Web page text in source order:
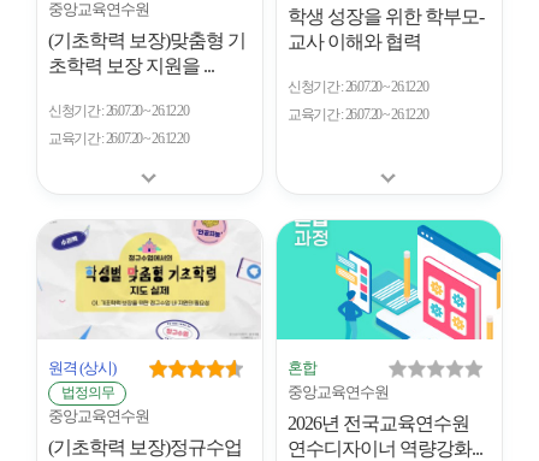
중앙교육연수원
(기초학력 보장)맞춤형 기
초학력 보장 지원을 ...
신청기간 26.07.20 ~ 26.12.20
교육기간 26.07.20 ~ 26.12.20
학생 성장을 위한 학부모-
교사 이해와 협력
신청기간 26.07.20 ~ 26.12.20
교육기간 26.07.20 ~ 26.12.20
원격 (상시)
법정의무
중앙교육연수원
(기초학력 보장)정규수업
혼합
중앙교육연수원
2026년 전국교육연수원
연수디자이너 역량강화...